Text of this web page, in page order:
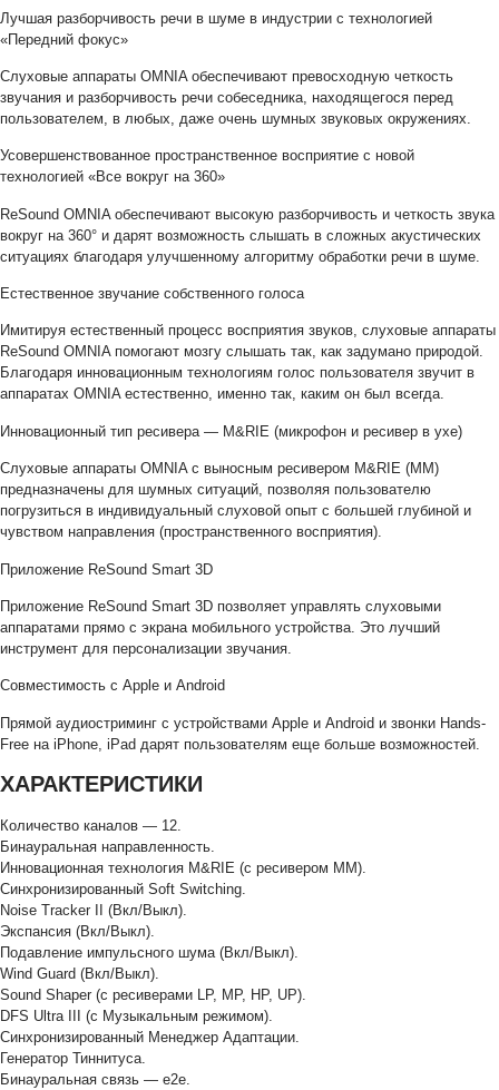
Лучшая разборчивость речи в шуме в индустрии с технологией
«Передний фокус»
Слуховые аппараты OMNIA обеспечивают превосходную четкость
звучания и разборчивость речи собеседника, находящегося перед
пользователем, в любых, даже очень шумных звуковых окружениях.
Усовершенствованное пространственное восприятие с новой
технологией «Все вокруг на 360»
ReSound OMNIA обеспечивают высокую разборчивость и четкость звука
вокруг на 360° и дарят возможность слышать в сложных акустических
ситуациях благодаря улучшенному алгоритму обработки речи в шуме.
Естественное звучание собственного голоса
Имитируя естественный процесс восприятия звуков, слуховые аппараты
ReSound OMNIA помогают мозгу слышать так, как задумано природой.
Благодаря инновационным технологиям голос пользователя звучит в
аппаратах OMNIA естественно, именно так, каким он был всегда.
Инновационный тип ресивера — M&RIE (микрофон и ресивер в ухе)
Слуховые аппараты OMNIA с выносным ресивером M&RIE (ММ)
предназначены для шумных ситуаций, позволяя пользователю
погрузиться в индивидуальный слуховой опыт с большей глубиной и
чувством направления (пространственного восприятия).
Приложение ReSound Smart 3D
Приложение ReSound Smart 3D позволяет управлять слуховыми
аппаратами прямо с экрана мобильного устройства. Это лучший
инструмент для персонализации звучания.
Совместимость с Apple и Android
Прямой аудиостриминг с устройствами Apple и Android и звонки Hands-
Free на iPhone, iPad дарят пользователям еще больше возможностей.
ХАРАКТЕРИСТИКИ
Количество каналов — 12.
Бинауральная направленность.
Инновационная технология M&RIE (с ресивером ММ).
Синхронизированный Soft Switching.
Noise Tracker II (Вкл/Выкл).
Экспансия (Вкл/Выкл).
Подавление импульсного шума (Вкл/Выкл).
Wind Guard (Вкл/Выкл).
Sound Shaper (с ресиверами LP, MP, HP, UP).
DFS Ultra III (с Музыкальным режимом).
Синхронизированный Менеджер Адаптации.
Генератор Тиннитуса.
Бинауральная связь — е2е.